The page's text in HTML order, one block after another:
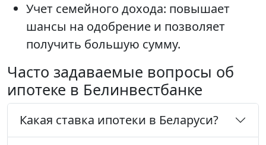
Учет семейного дохода: повышает
шансы на одобрение и позволяет
получить большую сумму.
Часто задаваемые вопросы об
ипотеке в Белинвестбанке
Какая ставка ипотеки в Беларуси?